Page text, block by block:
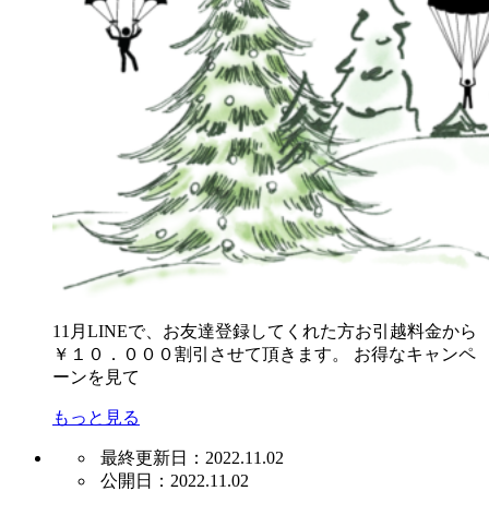
11月LINEで、お友達登録してくれた方お引越料金から
￥１０．０００割引させて頂きます。 お得なキャンペ
ーンを見て
もっと見る
最終更新日：2022.11.02
公開日：2022.11.02